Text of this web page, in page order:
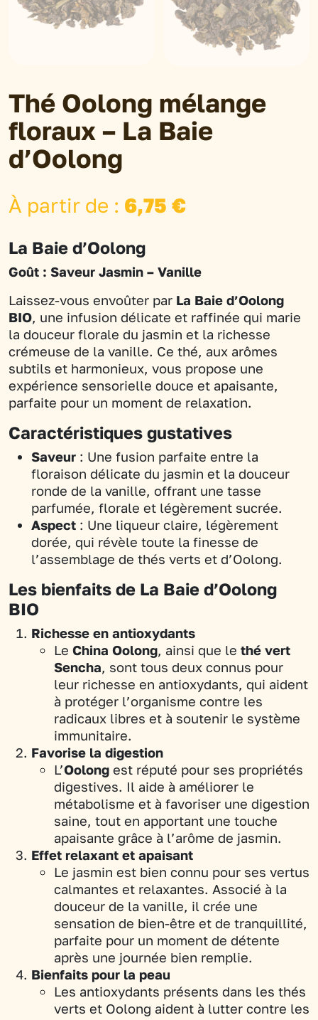
Thé Oolong mélange
floraux – La Baie
d’Oolong
À partir de : 6,75 €
La Baie d’Oolong
Goût : Saveur Jasmin – Vanille
Laissez-vous envoûter par La Baie d’Oolong
BIO, une infusion délicate et raffinée qui marie
la douceur florale du jasmin et la richesse
crémeuse de la vanille. Ce thé, aux arômes
subtils et harmonieux, vous propose une
expérience sensorielle douce et apaisante,
parfaite pour un moment de relaxation.
Caractéristiques gustatives
Saveur : Une fusion parfaite entre la
floraison délicate du jasmin et la douceur
ronde de la vanille, offrant une tasse
parfumée, florale et légèrement sucrée.
Aspect : Une liqueur claire, légèrement
dorée, qui révèle toute la finesse de
l’assemblage de thés verts et d’Oolong.
Les bienfaits de La Baie d’Oolong
BIO
Richesse en antioxydants
Le China Oolong, ainsi que le thé vert
Sencha, sont tous deux connus pour
leur richesse en antioxydants, qui aident
à protéger l’organisme contre les
radicaux libres et à soutenir le système
immunitaire.
Favorise la digestion
L’Oolong est réputé pour ses propriétés
digestives. Il aide à améliorer le
métabolisme et à favoriser une digestion
saine, tout en apportant une touche
apaisante grâce à l’arôme de jasmin.
Effet relaxant et apaisant
Le jasmin est bien connu pour ses vertus
calmantes et relaxantes. Associé à la
douceur de la vanille, il crée une
sensation de bien-être et de tranquillité,
parfaite pour un moment de détente
après une journée bien remplie.
Bienfaits pour la peau
Les antioxydants présents dans les thés
verts et Oolong aident à lutter contre les